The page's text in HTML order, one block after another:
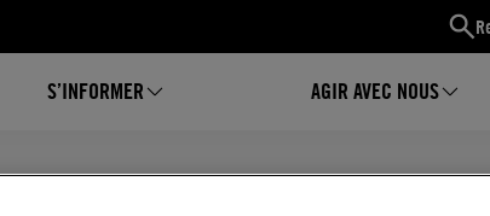
S’INFORMER AGIR AVEC NOUS